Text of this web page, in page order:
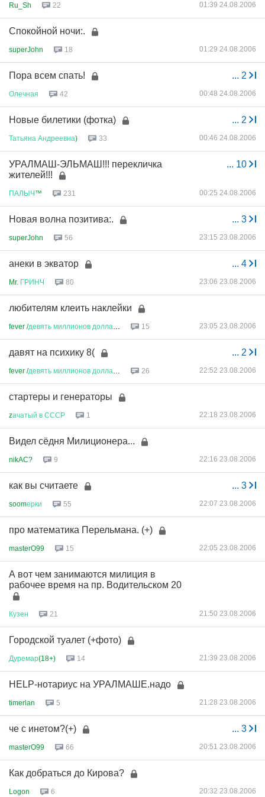
Ru_Sh 22 01:39 24.08.2006
Спокойной ночи:.
superJohn 18 01:29 24.08.2006
... 2
Пора всем спать!
Олечная 42 00:48 24.08.2006
... 2
Новые билетики (фотка)
Татьяна Андреевна) 33 00:46 24.08.2006
... 10
УРАЛМАШ-ЭЛЬМАШ!!! перекличка
жителей!!!
ПАЛЫЧ™ 231 00:25 24.08.2006
... 3
Новая волна позитива:.
superJohn 56 23:15 23.08.2006
... 4
анеки в экватор
Mr. ГРИНЧ 80 23:06 23.08.2006
любителям клеить наклейки
fever /девять миллионов доллар 15 23:05 23.08.2006
... 2
давят на психику 8(
fever /девять миллионов доллар 26 22:52 23.08.2006
стартеры и генераторы
zачатый в СССР 1 22:18 23.08.2006
Видел сёдня Милиционера...
nikAC? 9 22:16 23.08.2006
... 3
как вы считаете
soomерки 55 22:07 23.08.2006
про математика Перельмана. (+)
masterO99 15 22:05 23.08.2006
А вот чем занимаются милиция в
рабочее время на пр. Водительском 20
Кузен 21 21:50 23.08.2006
Городской туалет (+фото)
Дуремар(18+) 14 21:39 23.08.2006
HELP-нотариус на УРАЛМАШЕ.надо
timerlan 5 21:28 23.08.2006
... 3
че с инетом?(+)
masterO99 66 20:51 23.08.2006
Как добраться до Кирова?
Logon 6 20:32 23.08.2006